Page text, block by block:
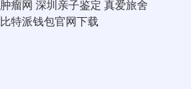
肿瘤网 深圳亲子鉴定 真爱旅舍
比特派钱包官网下载